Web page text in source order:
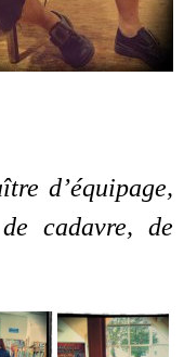
d’équipage,
cadavre, de